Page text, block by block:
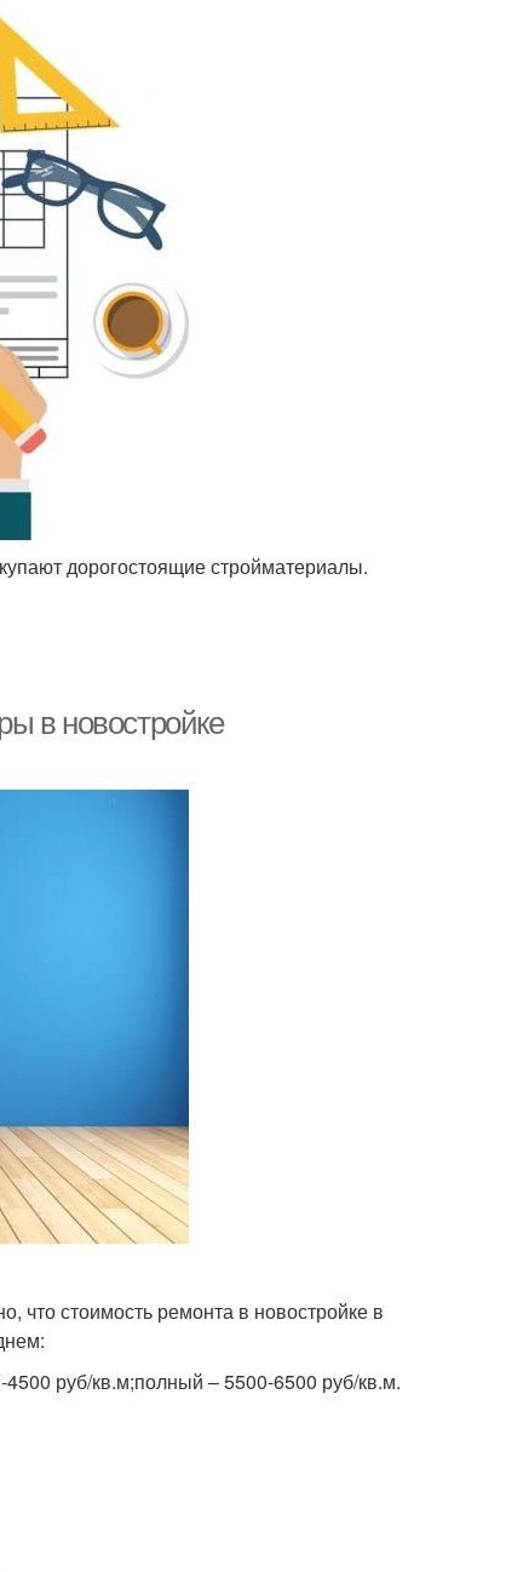
дорогостоящие стройматериалы.
в новостройке
что стоимость ремонта в новостройке в
руб/кв.м;полный – 5500-6500 руб/кв.м.